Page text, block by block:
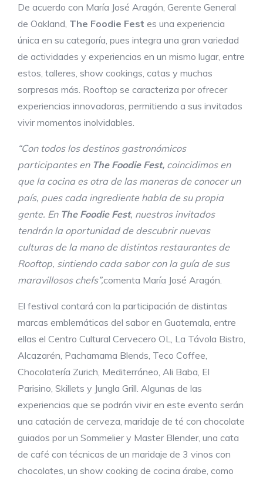
De acuerdo con María José Aragón, Gerente General
de Oakland, The Foodie Fest es una experiencia
única en su categoría, pues integra una gran variedad
de actividades y experiencias en un mismo lugar, entre
estos, talleres, show cookings, catas y muchas
sorpresas más. Rooftop se caracteriza por ofrecer
experiencias innovadoras, permitiendo a sus invitados
vivir momentos inolvidables.
“Con todos los destinos gastronómicos
participantes en The Foodie Fest, coincidimos en
que la cocina es otra de las maneras de conocer un
país, pues cada ingrediente habla de su propia
gente. En The Foodie Fest, nuestros invitados
tendrán la oportunidad de descubrir nuevas
culturas de la mano de distintos restaurantes de
Rooftop, sintiendo cada sabor con la guía de sus
maravillosos chefs”,comenta María José Aragón.
El festival contará con la participación de distintas
marcas emblemáticas del sabor en Guatemala, entre
ellas el Centro Cultural Cervecero OL, La Távola Bistro,
Alcazarén, Pachamama Blends, Teco Coffee,
Chocolatería Zurich, Mediterráneo, Ali Baba, El
Parisino, Skillets y Jungla Grill. Algunas de las
experiencias que se podrán vivir en este evento serán
una catación de cerveza, maridaje de té con chocolate
guiados por un Sommelier y Master Blender, una cata
de café con técnicas de un maridaje de 3 vinos con
chocolates, un show cooking de cocina árabe, como